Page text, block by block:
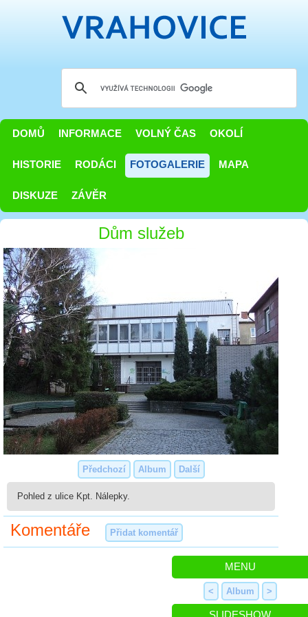
DOMŮ INFORMACE VOLNÝ ČAS OKOLÍ
HISTORIE RODÁCI FOTOGALERIE MAPA
DISKUZE ZÁVĚR
Dům služeb
Předchozí Album Další
Pohled z ulice Kpt. Nálepky.
Komentáře Přidat komentář
MENU
< Album >
SLIDESHOW